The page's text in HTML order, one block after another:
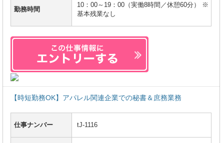
勤務時間
10：00～19：00（実働8時間／休憩60分） ※
基本残業なし
【時短勤務OK】アパレル関連企業での秘書＆庶務業務
仕事ナンバー tJ-1116